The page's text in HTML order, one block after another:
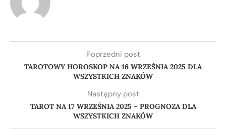
Poprzedni post
TAROTOWY HOROSKOP NA 16 WRZEŚNIA 2025 DLA
WSZYSTKICH ZNAKÓW
Następny post
TAROT NA 17 WRZEŚNIA 2025 – PROGNOZA DLA
WSZYSTKICH ZNAKÓW